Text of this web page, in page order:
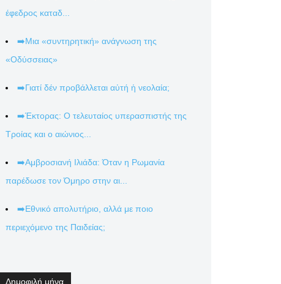
έφεδρος καταδ...
➡️Μια «συντηρητική» ανάγνωση της
«Οδύσσειας»
➡️Γιατί δέν προβάλλεται αὐτή ἡ νεολαία;
➡️Έκτορας: Ο τελευταίος υπερασπιστής της
Τροίας και ο αιώνιος...
➡️Αμβροσιανή Ιλιάδα: Όταν η Ρωμανία
παρέδωσε τον Όμηρο στην αι...
➡️Εθνικό απολυτήριο, αλλά με ποιο
περιεχόμενο της Παιδείας;
Δημοφιλή μήνα